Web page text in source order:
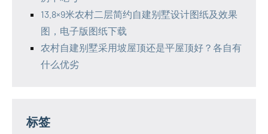
13.8×9米农村二层简约自建别墅设计图纸及效果
图，电子版图纸下载
农村自建别墅采用坡屋顶还是平屋顶好？各自有
什么优劣
标签